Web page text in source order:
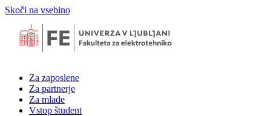
Skoči na vsebino
Za zaposlene
Za partnerje
Za mlade
Vstop študent